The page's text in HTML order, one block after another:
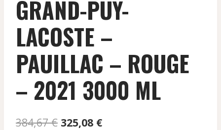
GRAND-PUY-
LACOSTE –
PAUILLAC – ROUGE
– 2021 3000 ML
384,67€ Le
325,08 €Le